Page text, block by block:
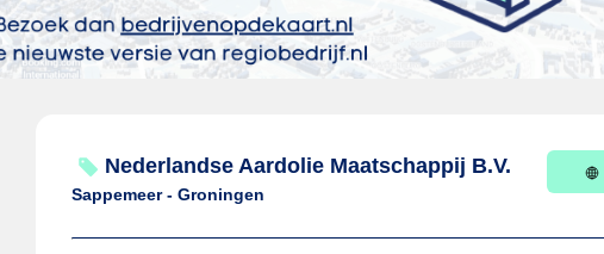
Nederlandse Aardolie Maatschappij B.V.
Sappemeer - Groningen